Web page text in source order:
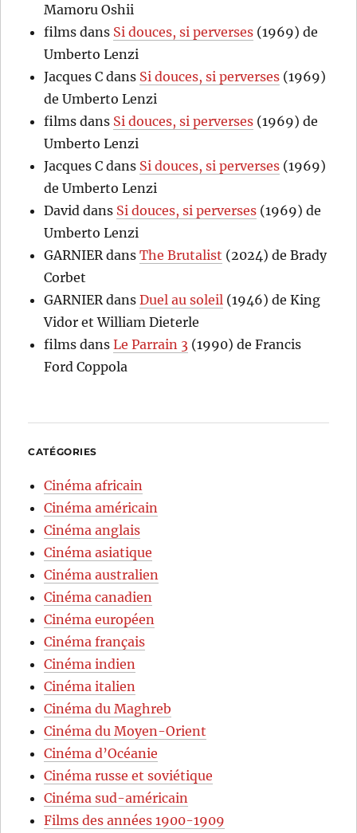
Mamoru Oshii
films dans Si douces, si perverses (1969) de
Umberto Lenzi
Jacques C dans Si douces, si perverses (1969)
de Umberto Lenzi
films dans Si douces, si perverses (1969) de
Umberto Lenzi
Jacques C dans Si douces, si perverses (1969)
de Umberto Lenzi
David dans Si douces, si perverses (1969) de
Umberto Lenzi
GARNIER dansThe Brutalist (2024) de Brady
Corbet
GARNIER dansDuel au soleil (1946) de King
Vidor et William Dieterle
films dansLe Parrain 3 (1990) de Francis
Ford Coppola
CATÉGORIES
Cinéma africain
Cinéma américain
Cinéma anglais
Cinéma asiatique
Cinéma australien
Cinéma canadien
Cinéma européen
Cinéma français
Cinéma indien
Cinéma italien
Cinéma du Maghreb
Cinéma du Moyen-Orient
Cinéma d’Océanie
Cinéma russe et soviétique
Cinéma sud-américain
Films des années 1900-1909